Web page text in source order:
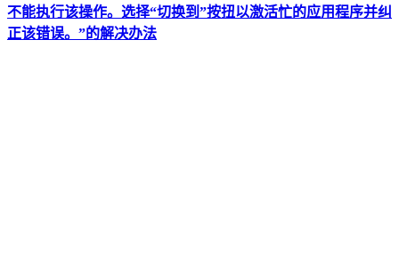
不能执行该操作。选择“切换到”按扭以激活忙的应用程序并纠
正该错误。”的解决办法